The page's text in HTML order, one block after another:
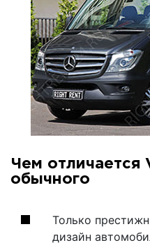
Чем отличается
обычного
Только
дизайн